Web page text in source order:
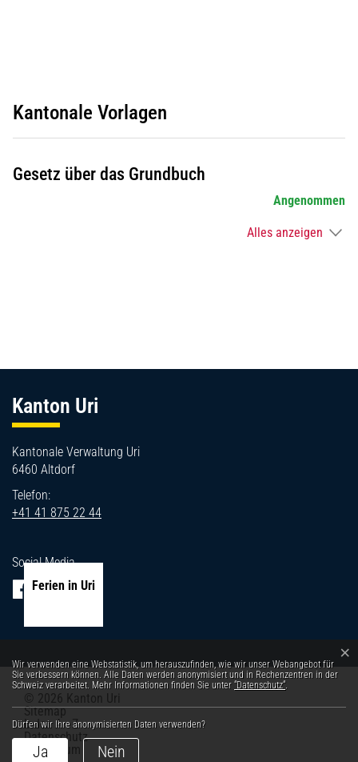
Kantonale Vorlagen
Gesetz über das Grundbuch
Angenommen
Alles anzeigen
Kanton Uri
Kantonale Verwaltung Uri
6460 Altdorf
Telefon:
+41 41 875 22 44
Social Media
Ferien in Uri
© 2026 Kanton Uri
Toolbar
Sitemap
Index A - Z
Datenschutz
Impressum
Webstatistik
Wir verwenden eine Webstatistik, um herauszufinden, wie wir unser Webangebot für
Sie verbessern können. Alle Daten werden anonymisiert und in Rechenzentren in der
Schweiz verarbeitet. Mehr Informationen finden Sie unter “Datenschutz“.
Dürfen wir Ihre anonymisierten Daten verwenden?
Ja Nein
×